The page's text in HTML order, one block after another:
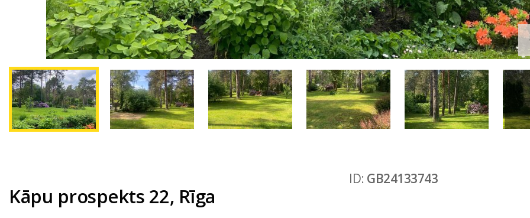
ID: GB24133743
Kāpu prospekts 22, Rīga